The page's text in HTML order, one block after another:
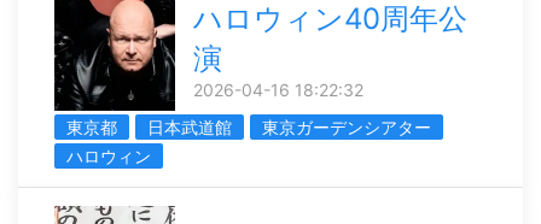
ハロウィン40周年公
演
2026-04-16 18:22:32
東京都
日本武道館
東京ガーデンシアター
ハロウィン